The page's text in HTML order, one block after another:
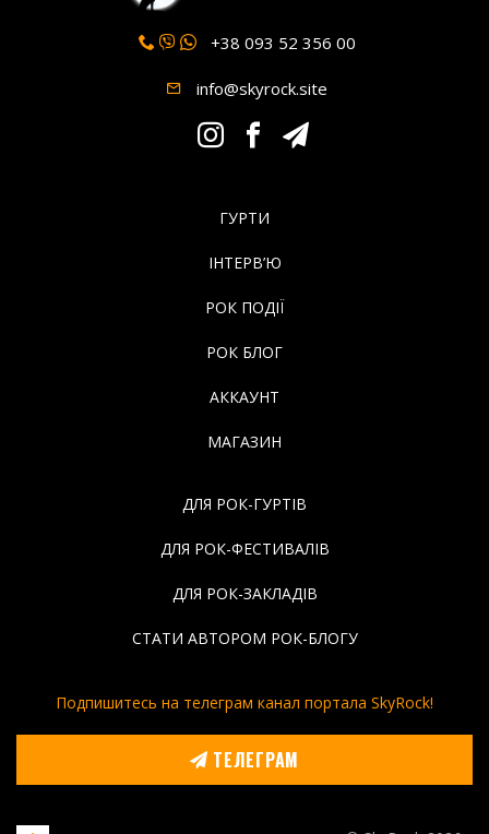
+38 093 52 356 00
info@skyrock.site
ГУРТИ
ІНТЕРВ’Ю
РОК ПОДІЇ
РОК БЛОГ
АККАУНТ
МАГАЗИН
ДЛЯ РОК-ГУРТІВ
ДЛЯ РОК-ФЕСТИВАЛІВ
ДЛЯ РОК-ЗАКЛАДІВ
СТАТИ АВТОРОМ РОК-БЛОГУ
Подпишитесь на телеграм канал портала SkyRock!
ТЕЛЕГРАМ